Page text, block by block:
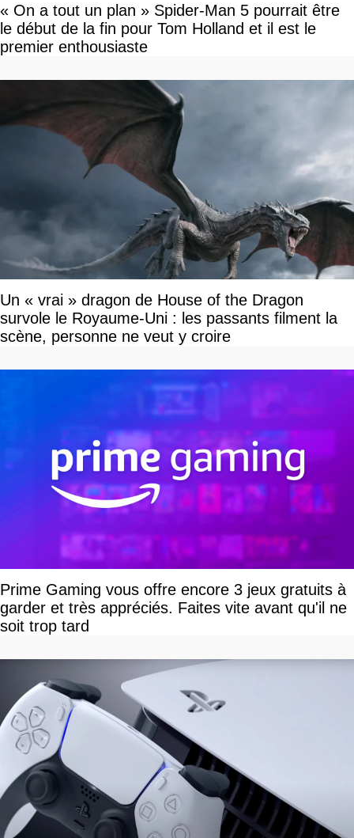
« On a tout un plan » Spider-Man 5 pourrait être
le début de la fin pour Tom Holland et il est le
premier enthousiaste
Un « vrai » dragon de House of the Dragon
survole le Royaume-Uni : les passants filment la
scène, personne ne veut y croire
Prime Gaming vous offre encore 3 jeux gratuits à
garder et très appréciés. Faites vite avant qu'il ne
soit trop tard